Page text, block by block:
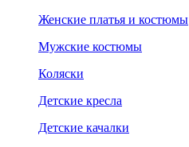
Женские платья и костюмы
Мужские костюмы
Коляски
Детские кресла
Детские качалки